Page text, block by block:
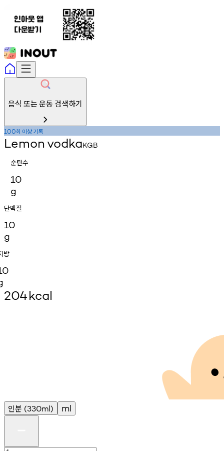
음식 또는 운동 검색하기
100회 이상기록
Lemon vodkaKGB
순탄수
10
g
단백질
10
g
방
204kcal
인분 (330ml) ml